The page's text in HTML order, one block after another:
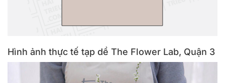
Hình ảnh thực tế tạp dề The Flower Lab, Quận 3